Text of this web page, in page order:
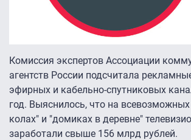
Комиссия экспертов Ассоциации
агентств России подсчитала
эфирных и кабельно-спутниковых
год. Выяснилось, что на всевозможных
колах" и "домиках в деревне"
заработали свыше 156 млрд рублей.